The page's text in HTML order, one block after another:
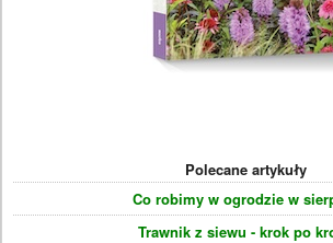
Polecane artykuły
Co robimy w ogrodzie w
Trawnik z siewu - krok po